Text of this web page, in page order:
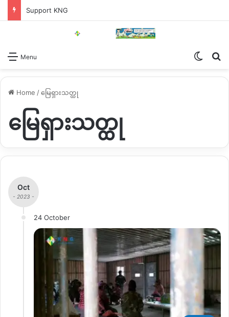
Support KNG
Menu
Home /မြေရှားသတ္ထု
မြေရှားသတ္ထု
Oct
- 2023 -
24 October